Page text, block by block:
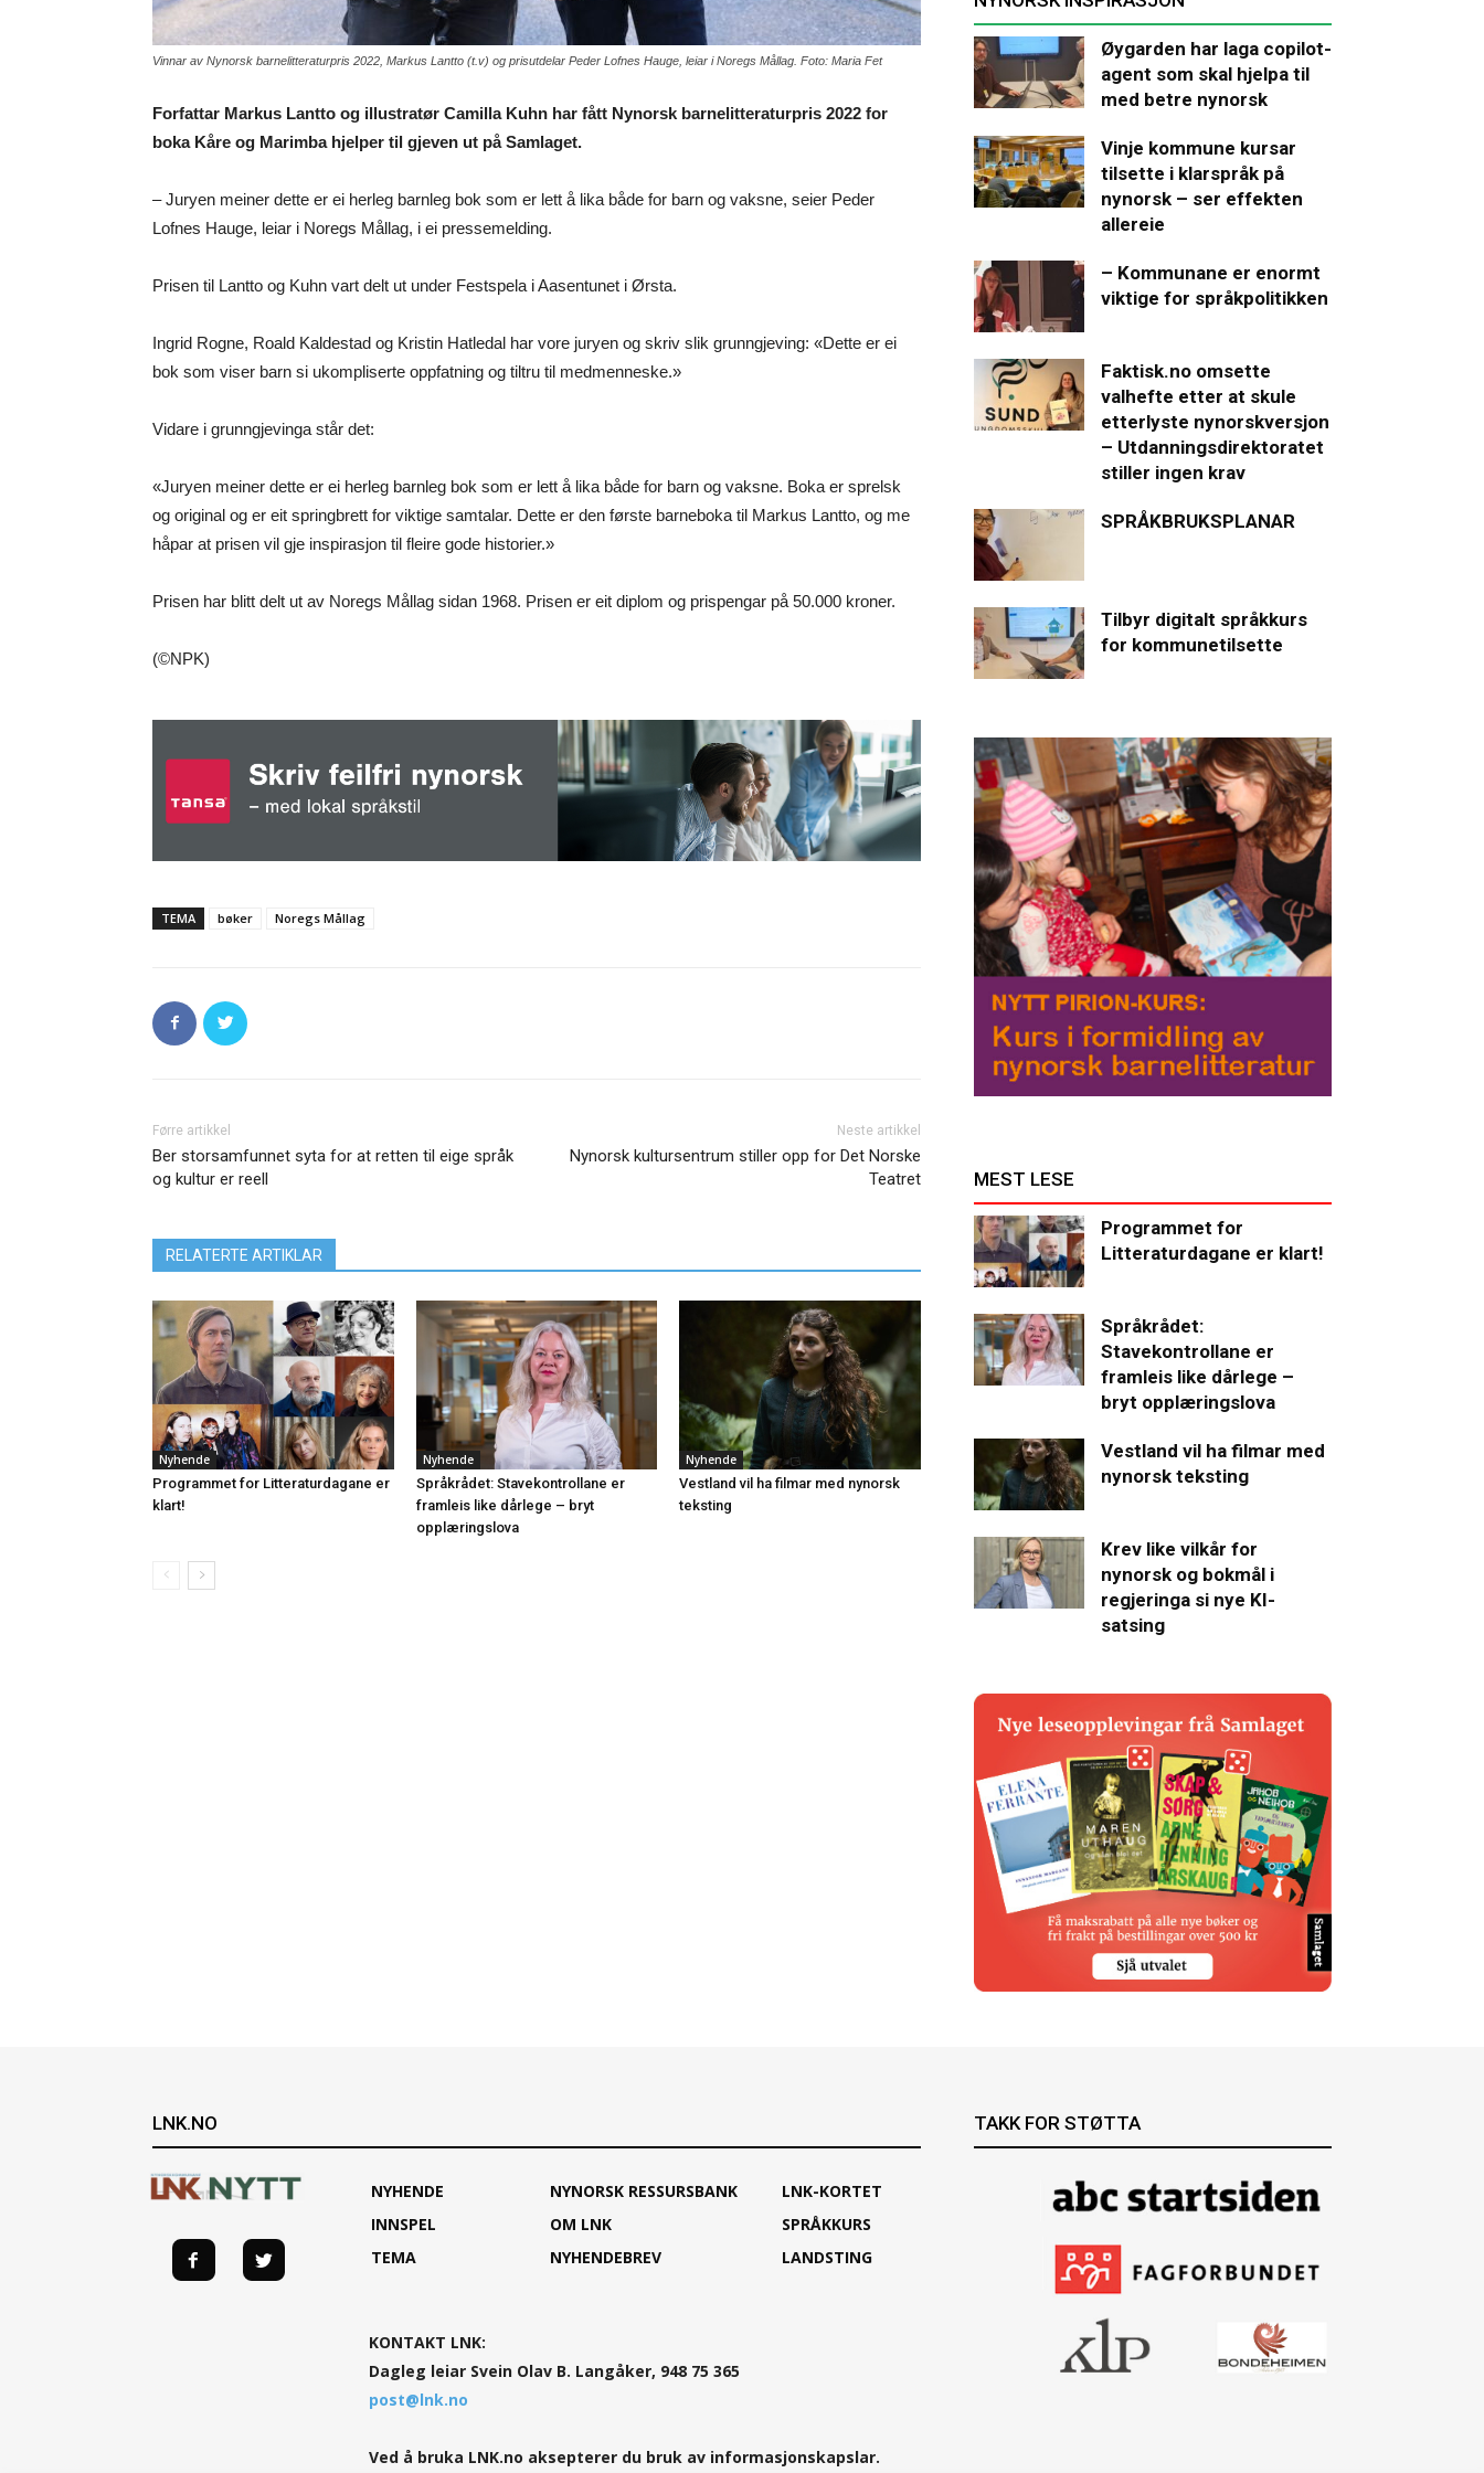
Vinnar av Nynorsk barnelitteraturpris 2022, Markus Lantto (t.v) og prisutdelar Peder Lofnes Hauge, leiar i Noregs Mållag. Foto: Maria Fet
Forfattar Markus Lantto og illustratør Camilla Kuhn har fått Nynorsk barnelitteraturpris 2022 for
boka Kåre og Marimba hjelper til gjeven ut på Samlaget.
– Juryen meiner dette er ei herleg barnleg bok som er lett å lika både for barn og vaksne, seier Peder
Lofnes Hauge, leiar i Noregs Mållag, i ei pressemelding.
Prisen til Lantto og Kuhn vart delt ut under Festspela i Aasentunet i Ørsta.
Ingrid Rogne, Roald Kaldestad og Kristin Hatledal har vore juryen og skriv slik grunngjeving: «Dette er ei
bok som viser barn si ukompliserte oppfatning og tiltru til medmenneske.»
Vidare i grunngjevinga står det:
«Juryen meiner dette er ei herleg barnleg bok som er lett å lika både for barn og vaksne. Boka er sprelsk
og original og er eit springbrett for viktige samtalar. Dette er den første barneboka til Markus Lantto, og me
håpar at prisen vil gje inspirasjon til fleire gode historier.»
Prisen har blitt delt ut av Noregs Mållag sidan 1968. Prisen er eit diplom og prispengar på 50.000 kroner.
(©NPK)
TEMA bøker Noregs Mållag
Førre artikkel
Ber storsamfunnet syta for at retten til eige språk
og kultur er reell
Neste artikkel
Nynorsk kultursentrum stiller opp for Det Norske
Teatret
RELATERTE ARTIKLAR
Nyhende
Programmet for Litteraturdagane er
klart!
Nyhende
Språkrådet: Stavekontrollane er
framleis like dårlege – bryt
opplæringslova
Nyhende
Vestland vil ha filmar med nynorsk
teksting
Øygarden har laga copilot-
agent som skal hjelpa til
med betre nynorsk
Vinje kommune kursar
tilsette i klarspråk på
nynorsk – ser effekten
allereie
– Kommunane er enormt
viktige for språkpolitikken
Faktisk.no omsette
valhefte etter at skule
etterlyste nynorskversjon
– Utdanningsdirektoratet
stiller ingen krav
SPRÅKBRUKSPLANAR
Tilbyr digitalt språkkurs
for kommunetilsette
MEST LESE
Programmet for
Litteraturdagane er klart!
Språkrådet:
Stavekontrollane er
framleis like dårlege –
bryt opplæringslova
Vestland vil ha filmar med
nynorsk teksting
Krev like vilkår for
nynorsk og bokmål i
regjeringa si nye KI-
satsing
LNK.NO
NYHENDE
INNSPEL
TEMA
NYNORSK RESSURSBANK
OM LNK
NYHENDEBREV
LNK-KORTET
SPRÅKKURS
LANDSTING
KONTAKT LNK:
Dagleg leiar Svein Olav B. Langåker, 948 75 365
post@lnk.no
Ved å bruka LNK.no aksepterer du bruk av informasjonskapslar.
TAKK FOR STØTTA